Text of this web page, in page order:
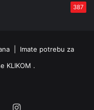
387
| Imate potrebu za
KLIKOM .
Instagram